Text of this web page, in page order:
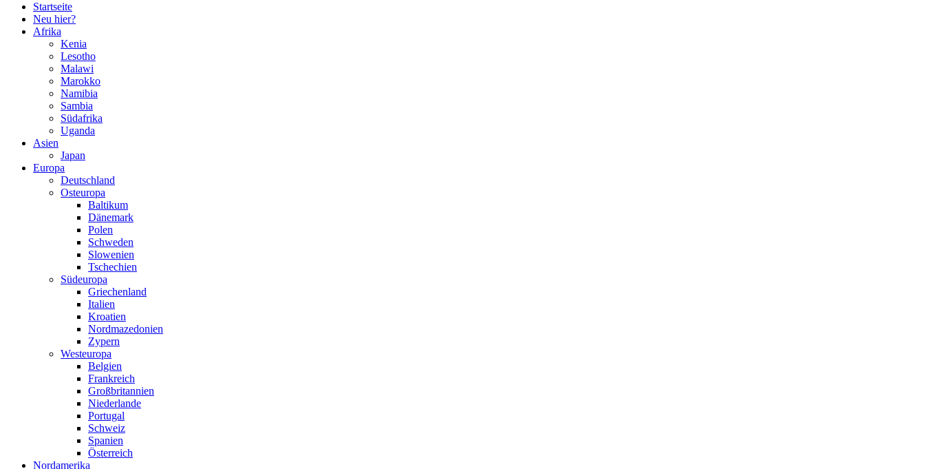
Startseite
Neu hier?
Afrika
Kenia
Lesotho
Malawi
Marokko
Namibia
Sambia
Südafrika
Uganda
Asien
Japan
Europa
Deutschland
Osteuropa
Baltikum
Dänemark
Polen
Schweden
Slowenien
Tschechien
Südeuropa
Griechenland
Italien
Kroatien
Nordmazedonien
Zypern
Westeuropa
Belgien
Frankreich
Großbritannien
Niederlande
Portugal
Schweiz
Spanien
Österreich
Nordamerika